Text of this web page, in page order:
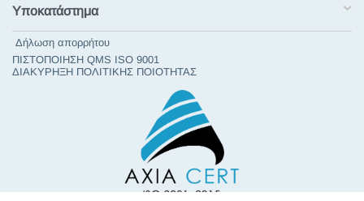
Υποκατάστημα
Δήλωση απορρήτου
ΠΙΣΤΟΠΟΙΗΣΗ QMS ISO 9001
ΔΙΑΚΥΡΗΞΗ ΠΟΛΙΤΙΚΗΣ ΠΟΙΟΤΗΤΑΣ